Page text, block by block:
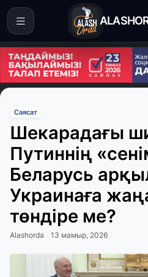
Саясат
Шекарадағы
Путиннің
Беларусь
Украинаға
төндіре ме?
Alashorda 13 мамыр, 2026